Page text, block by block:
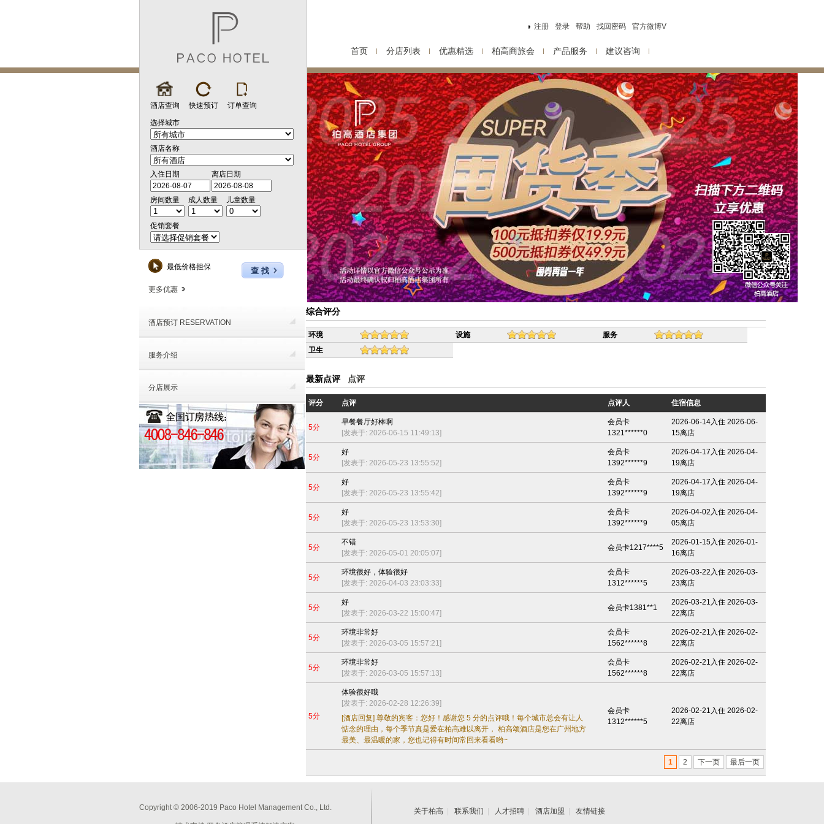
注册 登录 帮助 找回密码 官方微博V
首页 分店列表 优惠精选 柏高商旅会 产品服务 建议咨询
酒店查询 快速预订
订单查询
选择城市
酒店名称
入住日期 离店日期
房间数量 成人数量 儿童数量
促销套餐
最低价格担保
更多优惠
酒店预订 RESERVATION
服务介绍
分店展示
综合评分
环境 设施
服务
卫生
最新点评 点评
评分 点评 点评人 住宿信息
5分
早餐餐厅好棒啊
[发表于: 2026-06-15 11:49:13]
会员卡
1321******0
2026-06-14入住 2026-06-
15离店
5分
好
[发表于: 2026-05-23 13:55:52]
会员卡
1392******9
2026-04-17入住 2026-04-
19离店
5分
好
[发表于: 2026-05-23 13:55:42]
会员卡
1392******9
2026-04-17入住 2026-04-
19离店
5分
好
[发表于: 2026-05-23 13:53:30]
会员卡
1392******9
2026-04-02入住 2026-04-
05离店
5分
不错
[发表于: 2026-05-01 20:05:07]
会员卡1217****5
2026-01-15入住 2026-01-
16离店
5分
环境很好，体验很好
[发表于: 2026-04-03 23:03:33]
会员卡
1312******5
2026-03-22入住 2026-03-
23离店
5分
好
[发表于: 2026-03-22 15:00:47]
会员卡1381**1
2026-03-21入住 2026-03-
22离店
5分
环境非常好
[发表于: 2026-03-05 15:57:21]
会员卡
1562******8
2026-02-21入住 2026-02-
22离店
5分
环境非常好
[发表于: 2026-03-05 15:57:13]
会员卡
1562******8
2026-02-21入住 2026-02-
22离店
5分
体验很好哦
[发表于: 2026-02-28 12:26:39]
[酒店回复] 尊敬的宾客：您好！感谢您 5 分的点评哦！每个城市总会有让人
惦念的理由，每个季节真是爱在柏高难以离开， 柏高颂酒店是您在广州地方
最美、最温暖的家，您也记得有时间常回来看看哟~
会员卡
1312******5
2026-02-21入住 2026-02-
22离店
1 2 下一页 最后一页
Copyright © 2006-2019 Paco Hotel Management Co., Ltd. 关于柏高 联系我们 人才招聘 酒店加盟 友情链接